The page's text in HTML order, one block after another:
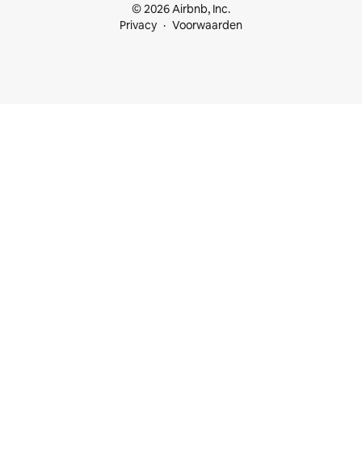
© 2026 Airbnb, Inc.
Privacy
Voorwaarden